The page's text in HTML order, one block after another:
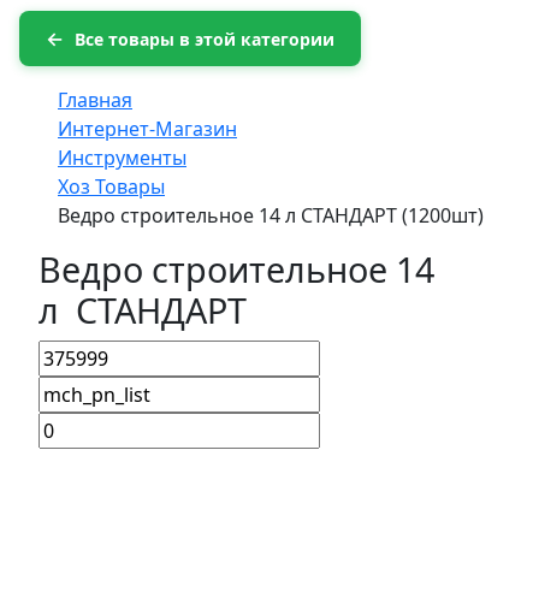
Все товары в этой категории
Главная
Интернет-Магазин
Инструменты
Хоз Товары
Ведро строительное 14 л СТАНДАРТ (1200шт)
Ведро строительное 14
л СТАНДАРТ